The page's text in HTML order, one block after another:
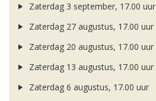
Zaterdag 3 september, 17.00 uur
Zaterdag 27 augustus, 17.00 uur
Zaterdag 20 augustus, 17.00 uur
Zaterdag 13 augustus, 17.00 uur
Zaterdag 6 augustus, 17.00 uur